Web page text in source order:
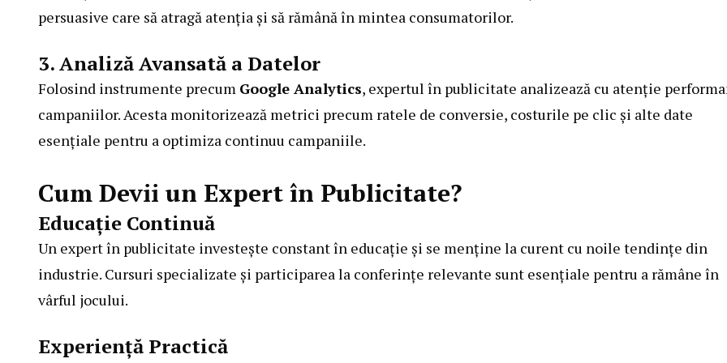
persuasive care să atragă atenția și să rămână în mintea consumatorilor.
3. Analiză Avansată a Datelor
Folosind instrumente precum Google Analytics, expertul în publicitate analizează cu atenție
campaniilor. Acesta monitorizează metrici precum ratele de conversie, costurile pe clic și alte date
esențiale pentru a optimiza continuu campaniile.
Cum Devii un Expert în Publicitate?
Educație Continuă
Un expert în publicitate investește constant în educație și se menține la curent cu noile tendințe din
industrie. Cursuri specializate și participarea la conferințe relevante sunt esențiale pentru a rămâne în
vârful jocului.
Experiență Practică